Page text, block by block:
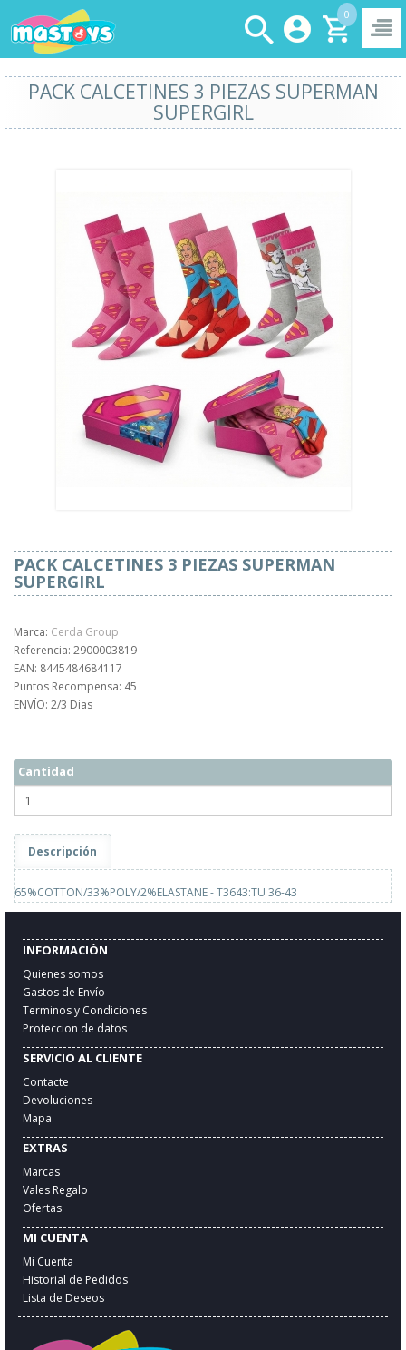
0
PACK CALCETINES 3 PIEZAS SUPERMAN
SUPERGIRL
PACK CALCETINES 3 PIEZAS SUPERMAN
SUPERGIRL
Marca: Cerda Group
Referencia: 2900003819
EAN: 8445484684117
Puntos Recompensa: 45
ENVÍO: 2/3 Dias
Cantidad
Descripción
65%COTTON/33%POLY/2%ELASTANE - T3643:TU 36-43
INFORMACIÓN
Quienes somos
Gastos de Envío
Terminos y Condiciones
Proteccion de datos
SERVICIO AL CLIENTE
Contacte
Devoluciones
Mapa
EXTRAS
Marcas
Vales Regalo
Ofertas
MI CUENTA
Mi Cuenta
Historial de Pedidos
Lista de Deseos